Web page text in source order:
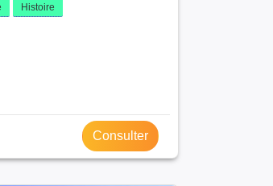
Histoire
Consulter